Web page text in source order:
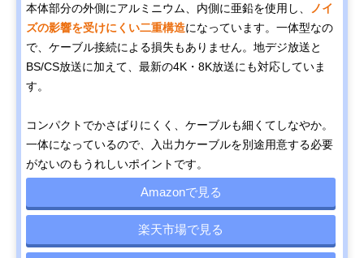
本体部分の外側にアルミニウム、内側に亜鉛を使用し、
ノイ
ズの影響を受けにくい二重構造になっています。一体型なの
で、ケーブル接続による損失もありません。地デジ放送と
BS/CS放送に加えて、最新の4K・8K放送にも対応していま
す。
コンパクトでかさばりにくく、ケーブルも細くてしなやか。
一体になっているので、入出力ケーブルを別途用意する必要
がないのもうれしいポイントです。
Amazonで見る
楽天市場で見る